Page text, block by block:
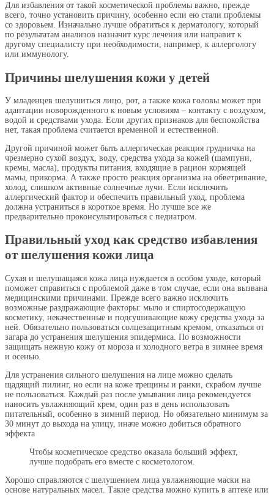
Для избавления от такой косметической проблемы важно, прежде
всего, точно установить причину, особенно если ею стали проблемы
со здоровьем. Изначально лучше обратиться к дерматологу, который
по результатам анализов назначит курс лечения или направит к
другому специалисту при необходимости, например, к аллергологу
или иммунологу.
Причины шелушения кожи у детей
У младенцев шелушиться лицо, рот, а также кожа головы может при
адаптации новорожденного к новым условиям – контакту с воздухом,
водой и средствами ухода. Если других признаков для беспокойства
нет, такая проблема считается временной и естественной.
Другой причиной может быть аллергическая реакция грудничка на
чрезмерно сухой воздух, воду, средства ухода за кожей (шампуни,
кремы, масла), продукты питания, входящие в рацион кормящей
мамы, прикорма. А также просто реакция организма на обветривание,
холод, слишком активные солнечные лучи. Если исключить
аллергический фактор и обеспечить правильный уход, проблема
должна устраниться в короткое время. Но лучше все же
предварительно проконсультироваться с педиатром.
Правильный уход как средство избавления
от шелушения кожи лица
Сухая и шелушащаяся кожа лица нуждается в особом уходе, который
поможет справиться с проблемой даже в том случае, если она вызвана
медицинскими причинами. Прежде всего важно исключить
возможные раздражающие факторы: мыло и спиртосодержащую
косметику, некачественные и подсушивающие кожу средства ухода за
ней. Обязательно пользоваться солцезащитным кремом, отказаться от
загара до устранения шелушения эпидермиса. По возможности
защищать нежную кожу от мороза и холодного ветра в зимнее время
и осенью.
Для устранения сильного шелушения на лице можно сделать
щадящий пилинг, но если на коже трещины и ранки, скрабом лучше
не пользоваться. Каждый раз после умывания лица рекомендуется
наносить увлажняющий крем, один раз в день использовать
питательный, особенно в зимний период. Но обязательно минимум за
30 минут до выхода на улицу, иначе можно добиться обратного
эффекта
Чтобы косметическое средство оказала больший эффект,
лучше подобрать его вместе с косметологом.
Хорошо справляются с шелушением лица увлажняющие маски на
основе натуральных масел. Такие средства можно купить в аптеке или